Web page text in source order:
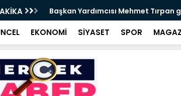
Videolu Cevdet Yılmaz: Nitelikli İnsan
EKONOMİ SİYASET SPOR